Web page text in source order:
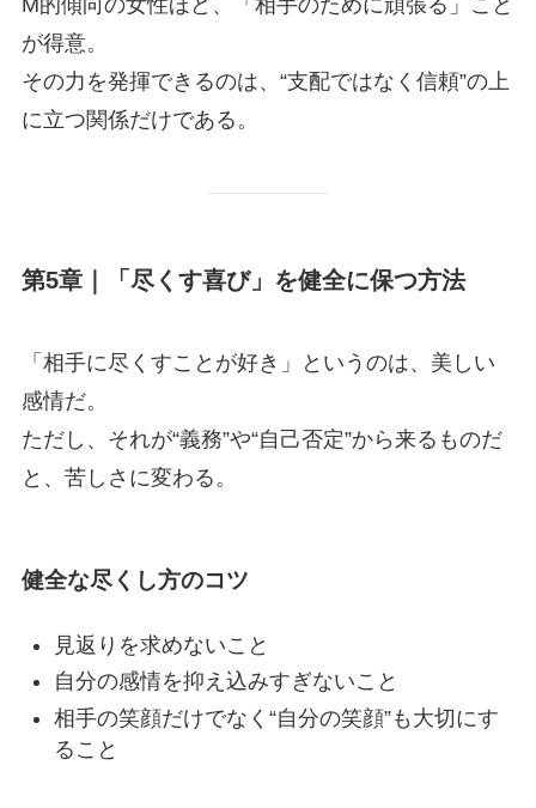
が得意。
その力を発揮できるのは、“支配ではなく信頼”の上
に立つ関係だけである。
第5章｜「尽くす喜び」を健全に保つ方法
「相手に尽くすことが好き」というのは、美しい
感情だ。
ただし、それが“義務”や“自己否定”から来るものだ
と、苦しさに変わる。
健全な尽くし方のコツ
見返りを求めないこと
自分の感情を抑え込みすぎないこと
相手の笑顔だけでなく“自分の笑顔”も大切にす
ること